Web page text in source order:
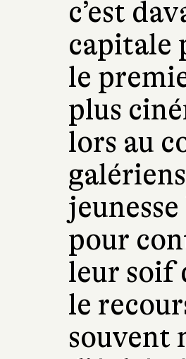
c’est
capitale
le
plus
lors au
pour
leur soif
le
souvent